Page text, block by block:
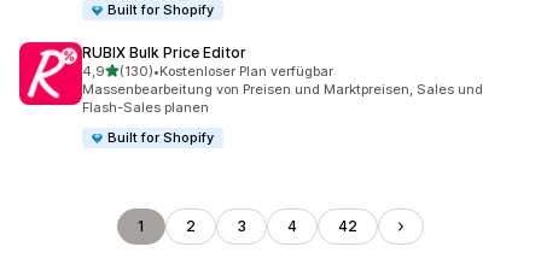
Built for Shopify
RUBIX Bulk Price Editor
4,9von 5 Sternen
(130)
130 Rezensionen insgesamt
•Kostenloser Plan verfügbar
Massenbearbeitung von Preisen und Marktpreisen, Sales und
Flash-Sales planen
Built for Shopify
1 2 3 4 42